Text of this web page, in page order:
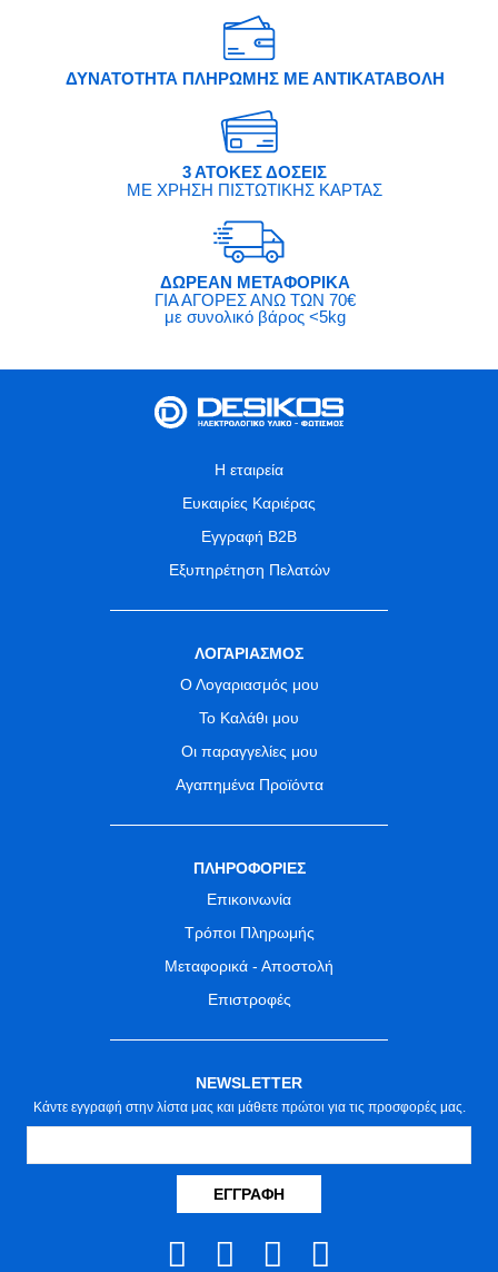
ΔΥΝΑΤΟΤΗΤΑ ΠΛΗΡΩΜΗΣ ΜΕ ΑΝΤΙΚΑΤΑΒΟΛΗ
3 ΑΤΟΚΕΣ ΔΟΣΕΙΣ
ΜΕ ΧΡΗΣΗ ΠΙΣΤΩΤΙΚΗΣ ΚΑΡΤΑΣ
ΔΩΡΕΑΝ ΜΕΤΑΦΟΡΙΚΑ
ΓΙΑ ΑΓΟΡΕΣ ΑΝΩ ΤΩΝ 70€
με συνολικό βάρος <5kg
Η εταιρεία
Ευκαιρίες Καριέρας
Εγγραφή B2B
Εξυπηρέτηση Πελατών
ΛΟΓΑΡΙΑΣΜΟΣ
Ο Λογαριασμός μου
Το Καλάθι μου
Οι παραγγελίες μου
Αγαπημένα Προϊόντα
ΠΛΗΡΟΦΟΡΙΕΣ
Επικοινωνία
Τρόποι Πληρωμής
Μεταφορικά - Αποστολή
Επιστροφές
NEWSLETTER
Κάντε εγγραφή στην λίστα μας και μάθετε πρώτοι για τις προσφορές μας.
ΕΓΓΡΑΦΉ